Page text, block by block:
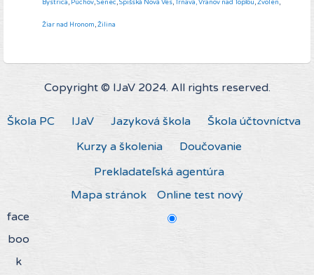
Bystrica, Púchov,Senec,Spišská Nová Ves,Trnava,Vranov nad Topľou,Zvolen,
Žiar nad Hronom,Žilina
Copyright © IJaV 2024. All rights reserved.
Škola PC IJaV Jazyková škola
Škola účtovníctva
Kurzy a školenia
Doučovanie
Prekladateľská agentúra
Mapa stránok
Online test nový
face
boo
k